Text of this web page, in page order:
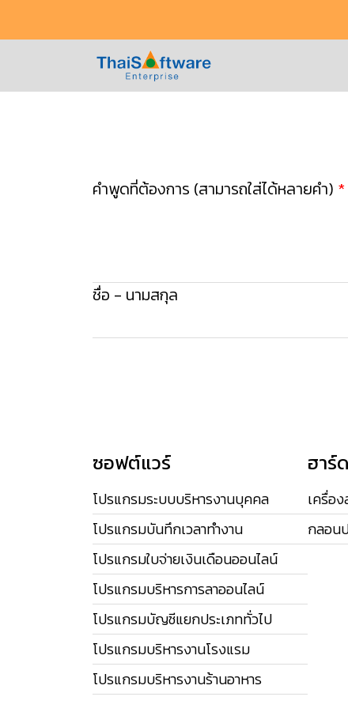
คำพูดที่ต้องการ (สามารถใส่ได้หลายคำ)
ชื่อ - นามสกุล
ซอฟต์แวร์
โปรแกรมระบบบริหารงานบุคคล
โปรแกรมบันทึกเวลาทำงาน
โปรแกรมใบจ่ายเงินเดือนออนไลน์
โปรแกรมบริหารการลาออนไลน์
โปรแกรมบัญชีแยกประเภททั่วไป
โปรแกรมบริหารงานโรงแรม
โปรแกรมบริหารงานร้านอาหาร
ฮาร์
เครื่อ
กลอน